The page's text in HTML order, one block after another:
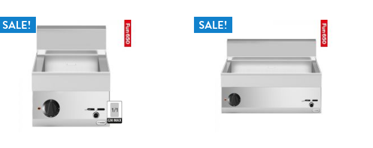
SALE! SALE!